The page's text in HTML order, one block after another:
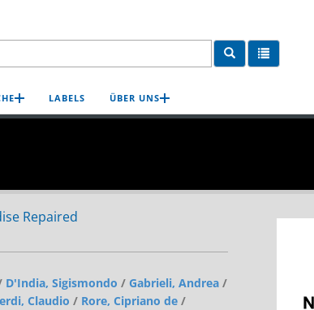
LABELS ÜBER UNS
Repaired
D'India, Sigismondo / Gabrieli, Andrea /
Claudio / Rore, Cipriano de /